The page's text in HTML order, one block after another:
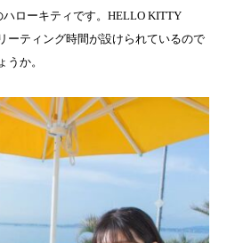
ローキティです。HELLO KITTY
ーティング時間が設けられているので
か。